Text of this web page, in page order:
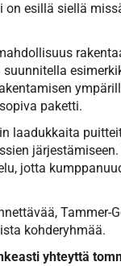
esillä siellä
paketti.
laadukkaita
jotta
Tammer-
kohderyhmää.
yhteyttä